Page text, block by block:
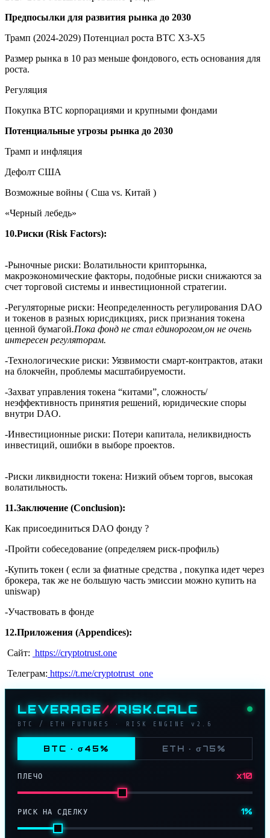
Предпосылки для развития рынка до 2030
Трамп (2024-2029) Потенциал роста BTC X3-X5
Размер рынка в 10 раз меньше фондового, есть основания для
роста.
Регуляция
Покупка BTC корпорациями и крупными фондами
Потенциальные угрозы рынка до 2030
Трамп и инфляция
Дефолт США
Возможные войны ( Сша vs. Китай )
«Черный лебедь»
10.Риски (Risk Factors):
-Рыночные риски: Волатильности крипторынка,
макроэкономические факторы, подобные риски снижаются за
счет торговой системы и инвестиционной стратегии.
-Регуляторные риски: Неопределенность регулирования DAO
и токенов в разных юрисдикциях, риск признания токена
ценной бумагой.Пока фонд не стал единорогом,он не очень
интересен регуляторам.
-Технологические риски: Уязвимости смарт-контрактов, атаки
на блокчейн, проблемы масштабируемости.
-Захват управления токена “китами”, сложность/
неэффективность принятия решений, юридические споры
внутри DAO.
-Инвестиционные риски: Потери капитала, неликвидность
инвестиций, ошибки в выборе проектов.
-Риски ликвидности токена: Низкий объем торгов, высокая
волатильность.
11.Заключение (Conclusion):
Как присоединиться DAO фонду ?
-Пройти собеседование (определяем риск-профиль)
-Купить токен ( если за фиатные средства , покупка идет через
брокера, так же не большую часть эмиссии можно купить на
uniswap)
-Участвовать в фонде
12.Приложения (Appendices):
Сайт: https://cryptotrust.one
Телеграм: https://t.me/cryptotrust_one
LEVERAGE//RISK.CALC
BTC / ETH FUTURES · RISK ENGINE v2.6
BTC · σ45% ETH · σ75%
ПЛЕЧО x10
РИСК НА СДЕЛКУ 1%